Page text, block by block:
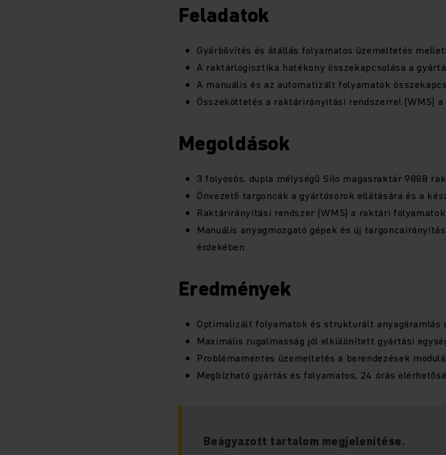
Feladatok
Gyárbővítés és átállás folyamatos üzemeltetés
A raktárlogisztika hatékony összekapcsolása a
A manuális és az automatizált folyamatok
Összeköttetés a raktárirányítási rendszerrel (WMS)
Megoldások
3 folyosós, dupla mélységű Silo magasraktár 9888
Önvezető targoncák a gyártósorok ellátására és a
Raktárirányítási rendszer (WMS) a raktári
Manuális anyagmozgató gépek és új
érdekében.
Eredmények
Optimalizált folyamatok és strukturált anyagáramlás
Maximális rugalmasság jól elkülönített gyártási
Problémamentes üzemeltetés a berendezések
Megbízható gyártás és folyamatos, 24 órás
Beágyazott tartalom megjelenítése.